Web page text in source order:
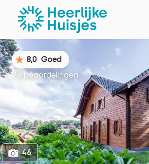
1
8,0 Goed
76 beoordelingen
46